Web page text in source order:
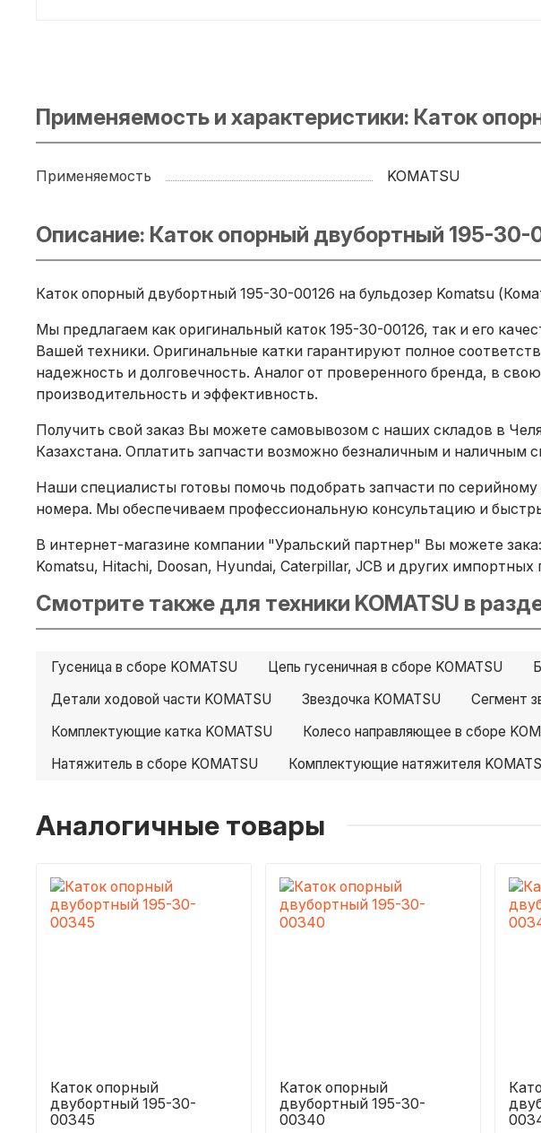
Применяемость и характеристики: Каток
Применяемость KOMATSU
Описание: Каток опорный двубортный 195-30-
Каток опорный двубортный 195-30-00126 на бульдозер Komatsu
Мы предлагаем как оригинальный каток 195-30-00126, так и его
Вашей техники. Оригинальные катки гарантируют полное
надежность и долговечность. Аналог от проверенного бренда, в
производительность и эффективность.
Получить свой заказ Вы можете самовывозом с наших складов в
Казахстана. Оплатить запчасти возможно безналичным и наличным
Наши специалисты готовы помочь подобрать запчасти по
номера. Мы обеспечиваем профессиональную консультацию и
В интернет-магазине компании "Уральский партнер" Вы можете
Komatsu, Hitachi, Doosan, Hyundai, Caterpillar, JCB и других импортных
Смотрите также для техники KOMATSU в
Гусеница в сборе KOMATSU Цепь гусеничная в сборе KOMATSU
Детали ходовой части KOMATSU
Звездочка KOMATSU Сегмент
Комплектующие катка KOMATSU
Колесо направляющее в сборе
Натяжитель в сборе KOMATSU
Комплектующие натяжителя
Аналогичные товары
Каток опорный
двубортный 195-30-
00345
Каток опорный
двубортный 195-30-
00340